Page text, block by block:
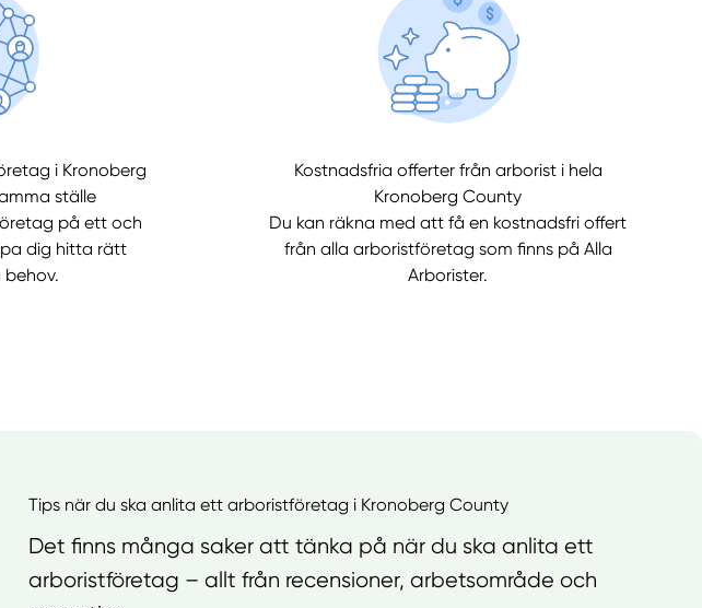
Välj tillvägagångssätt
i Kronoberg
ställe
på ett och
dig hitta rätt
Kostnadsfria offerter från arborist i hela
Kronoberg County
Du kan räkna med att få en kostnadsfri offert
från alla arboristföretag som finns på Alla
Arborister.
Tips när du ska anlita ett arboristföretag i Kronoberg County
Det finns många saker att tänka på när du ska anlita ett
arboristföretag – allt från recensioner, arbetsområde och